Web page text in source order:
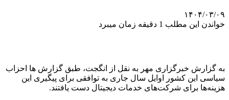
۱۴۰۴/۰۳/۰۹
خواندن این مطلب 1 دقیقه زمان میبرد
به گزارش خبرگزاری مهر به نقل از انگجت، طبق گزارش ها احزاب
سیاسی این کشور اوایل سال جاری به توافقی برای پیگیری این
هزینه‌ها برای شرکت‌های خدمات دیجیتال دست یافتند.